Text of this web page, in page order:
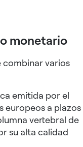
monetario
combinar varios
emitida por el
europeos a plazos
vertebral de
su alta calidad